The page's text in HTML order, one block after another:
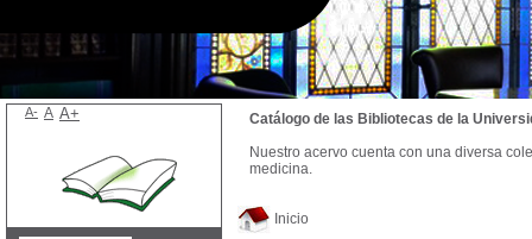
Inicio
Catálogo de las Bibliotecas de la
Nuestro acervo cuenta con una diversa
medicina.
A- A A+